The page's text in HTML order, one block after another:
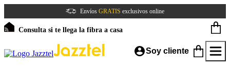
Envíos GRATIS exclusivos online
Consulta si te llega la fibra a casa
Soy cliente